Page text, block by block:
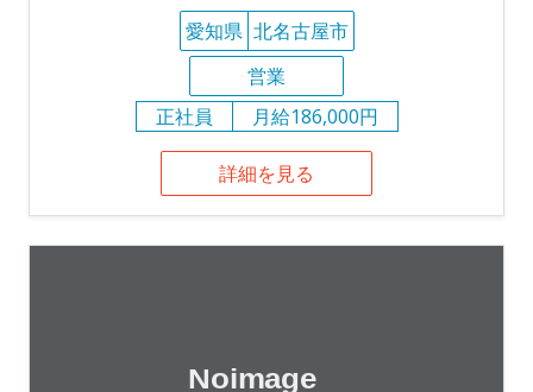
愛知県 北名古屋市
営業
正社員
月給186,000円
詳細を見る